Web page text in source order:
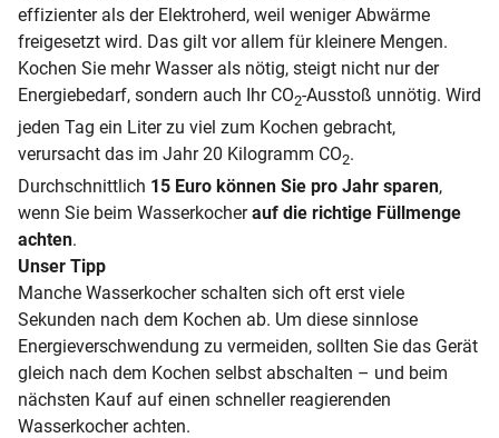
effizienter als der Elektroherd, weil weniger Abwärme
freigesetzt wird. Das gilt vor allem für kleinere Mengen.
Kochen Sie mehr Wasser als nötig, steigt nicht nur der
Energiebedarf, sondern auch Ihr CO2-Ausstoß unnötig. Wird
jeden Tag ein Liter zu viel zum Kochen gebracht,
verursacht das im Jahr 20 Kilogramm CO2.
Durchschnittlich 15 Euro können Sie pro Jahr sparen,
wenn Sie beim Wasserkocherauf die richtige Füllmenge
achten.
Unser Tipp
Manche Wasserkocher schalten sich oft erst viele
Sekunden nach dem Kochen ab. Um diese sinnlose
Energieverschwendung zu vermeiden, sollten Sie das Gerät
gleich nach dem Kochen selbst abschalten – und beim
nächsten Kauf auf einen schneller reagierenden
Wasserkocher achten.